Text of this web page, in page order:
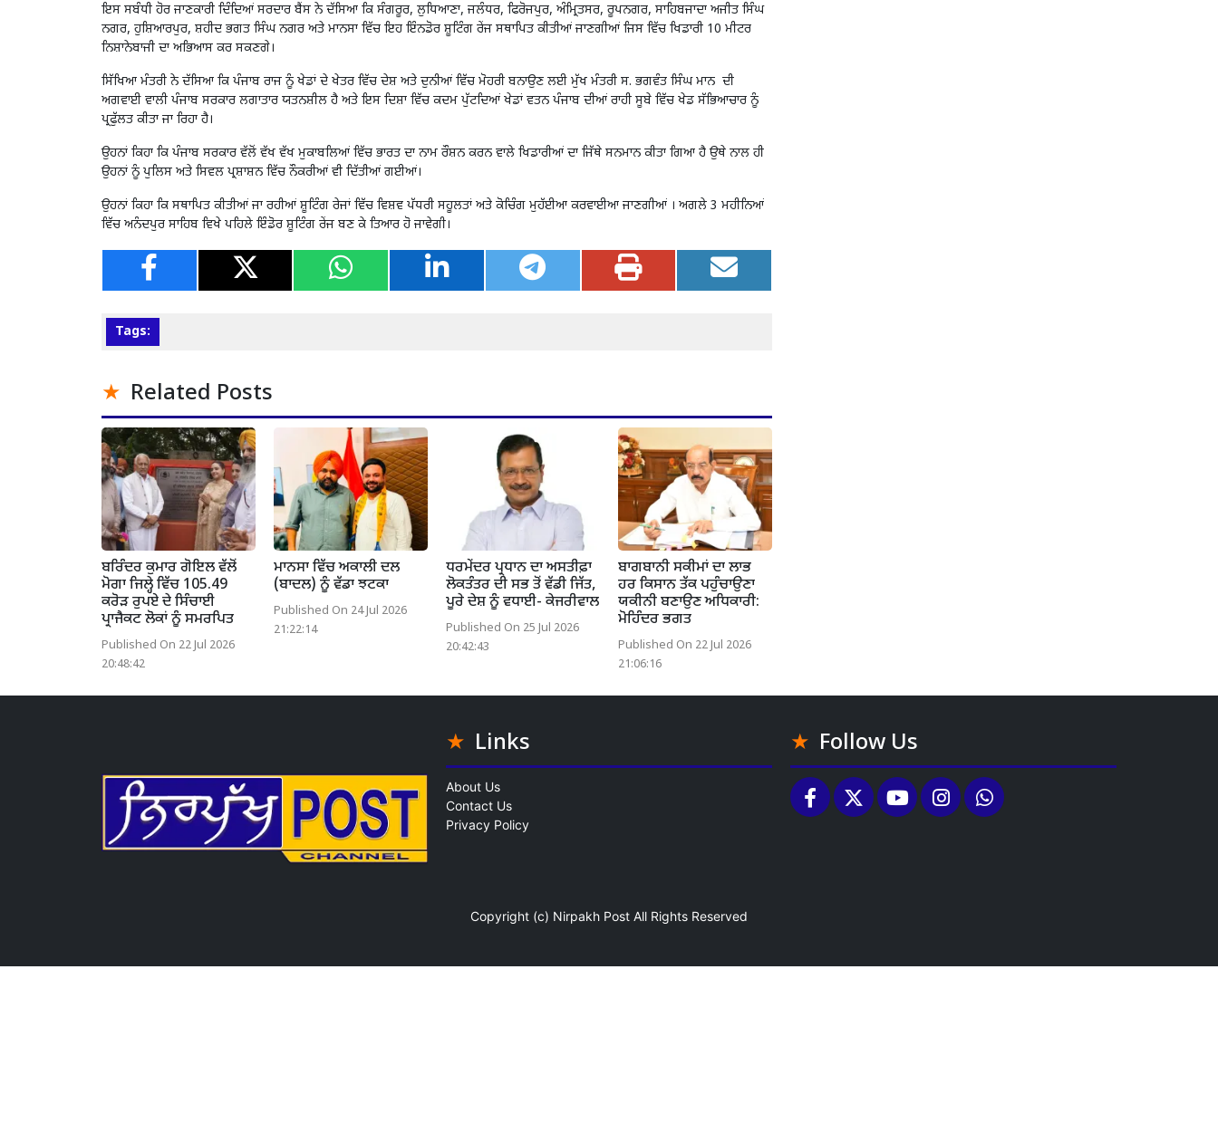
ਇਸ ਸਬੰਧੀ ਹੋਰ ਜਾਣਕਾਰੀ ਦਿੰਦਿਆਂ ਸਰਦਾਰ ਬੈਂਸ ਨੇ ਦੱਸਿਆ ਕਿ ਸੰਗਰੂਰ, ਲੁਧਿਆਣਾ, ਜਲੰਧਰ, ਫਿਰੋਜਪੁਰ, ਅੰਮ੍ਰਿਤਸਰ, ਰੂਪਨਗਰ, ਸਾਹਿਬਜਾਦਾ ਅਜੀਤ ਸਿੰਘ
ਨਗਰ, ਹੁਸ਼ਿਆਰਪੁਰ, ਸ਼ਹੀਦ ਭਗਤ ਸਿੰਘ ਨਗਰ ਅਤੇ ਮਾਨਸਾ ਵਿੱਚ ਇਹ ਇੰਨਡੋਰ ਸ਼ੂਟਿੰਗ ਰੇਂਜ ਸਥਾਪਿਤ ਕੀਤੀਆਂ ਜਾਣਗੀਆਂ ਜਿਸ ਵਿੱਚ ਖਿਡਾਰੀ 10 ਮੀਟਰ
ਨਿਸ਼ਾਨੇਬਾਜੀ ਦਾ ਅਭਿਆਸ ਕਰ ਸਕਣਗੇ।
ਸਿੱਖਿਆ ਮੰਤਰੀ ਨੇ ਦੱਸਿਆ ਕਿ ਪੰਜਾਬ ਰਾਜ ਨੂੰ ਖੇਡਾਂ ਦੇ ਖੇਤਰ ਵਿੱਚ ਦੇਸ਼ ਅਤੇ ਦੁਨੀਆਂ ਵਿੱਚ ਮੋਹਰੀ ਬਨਾਉਣ ਲਈ ਮੁੱਖ ਮੰਤਰੀ ਸ. ਭਗਵੰਤ ਸਿੰਘ ਮਾਨ ਦੀ
ਅਗਵਾਈ ਵਾਲੀ ਪੰਜਾਬ ਸਰਕਾਰ ਲਗਾਤਾਰ ਯਤਨਸ਼ੀਲ ਹੈ ਅਤੇ ਇਸ ਦਿਸ਼ਾ ਵਿੱਚ ਕਦਮ ਪੁੱਟਦਿਆਂ ਖੇਡਾਂ ਵਤਨ ਪੰਜਾਬ ਦੀਆਂ ਰਾਹੀ ਸੂਬੇ ਵਿੱਚ ਖੇਡ ਸੱਭਿਆਚਾਰ ਨੂੰ
ਪ੍ਰਫੁੱਲਤ ਕੀਤਾ ਜਾ ਰਿਹਾ ਹੈ।
ਉਹਨਾਂ ਕਿਹਾ ਕਿ ਪੰਜਾਬ ਸਰਕਾਰ ਵੱਲੋਂ ਵੱਖ ਵੱਖ ਮੁਕਾਬਲਿਆਂ ਵਿੱਚ ਭਾਰਤ ਦਾ ਨਾਮ ਰੌਸ਼ਨ ਕਰਨ ਵਾਲੇ ਖਿਡਾਰੀਆਂ ਦਾ ਜਿੱਥੇ ਸਨਮਾਨ ਕੀਤਾ ਗਿਆ ਹੈ ਉਥੇ ਨਾਲ ਹੀ
ਉਹਨਾਂ ਨੂੰ ਪੁਲਿਸ ਅਤੇ ਸਿਵਲ ਪ੍ਰਸ਼ਾਸ਼ਨ ਵਿੱਚ ਨੌਕਰੀਆਂ ਵੀ ਦਿੱਤੀਆਂ ਗਈਆਂ।
ਉਹਨਾਂ ਕਿਹਾ ਕਿ ਸਥਾਪਿਤ ਕੀਤੀਆਂ ਜਾ ਰਹੀਆਂ ਸ਼ੂਟਿੰਗ ਰੇਜਾਂ ਵਿੱਚ ਵਿਸ਼ਵ ਪੱਧਰੀ ਸਹੂਲਤਾਂ ਅਤੇ ਕੋਚਿੰਗ ਮੁਹੱਈਆ ਕਰਵਾਈਆ ਜਾਣਗੀਆਂ । ਅਗਲੇ 3 ਮਹੀਨਿਆਂ
ਵਿੱਚ ਅਨੰਦਪੁਰ ਸਾਹਿਬ ਵਿਖੇ ਪਹਿਲੇ ਇੰਡੋਰ ਸ਼ੂਟਿੰਗ ਰੇਂਜ ਬਣ ਕੇ ਤਿਆਰ ਹੋ ਜਾਵੇਗੀ।
Tags:
Related Posts
ਬਰਿੰਦਰ ਕੁਮਾਰ ਗੋਇਲ ਵੱਲੋਂ
ਮੋਗਾ ਜਿਲ੍ਹੇ ਵਿੱਚ 105.49
ਕਰੋੜ ਰੁਪਏ ਦੇ ਸਿੰਚਾਈ
ਪ੍ਰਾਜੈਕਟ ਲੋਕਾਂ ਨੂੰ ਸਮਰਪਿਤ
Published On 22 Jul 2026
20:48:42
ਮਾਨਸਾ ਵਿੱਚ ਅਕਾਲੀ ਦਲ
(ਬਾਦਲ) ਨੂੰ ਵੱਡਾ ਝਟਕਾ
Published On 24 Jul 2026
21:22:14
ਧਰਮੇਂਦਰ ਪ੍ਰਧਾਨ ਦਾ ਅਸਤੀਫ਼ਾ
ਲੋਕਤੰਤਰ ਦੀ ਸਭ ਤੋਂ ਵੱਡੀ ਜਿੱਤ,
ਪੂਰੇ ਦੇਸ਼ ਨੂੰ ਵਧਾਈ- ਕੇਜਰੀਵਾਲ
Published On 25 Jul 2026
20:42:43
ਬਾਗਬਾਨੀ ਸਕੀਮਾਂ ਦਾ ਲਾਭ
ਹਰ ਕਿਸਾਨ ਤੱਕ ਪਹੁੰਚਾਉਣਾ
ਯਕੀਨੀ ਬਣਾਉਣ ਅਧਿਕਾਰੀ:
ਮੋਹਿੰਦਰ ਭਗਤ
Published On 22 Jul 2026
21:06:16
Links
About Us
Contact Us
Privacy Policy
Follow Us
Copyright (c) Nirpakh Post All Rights Reserved